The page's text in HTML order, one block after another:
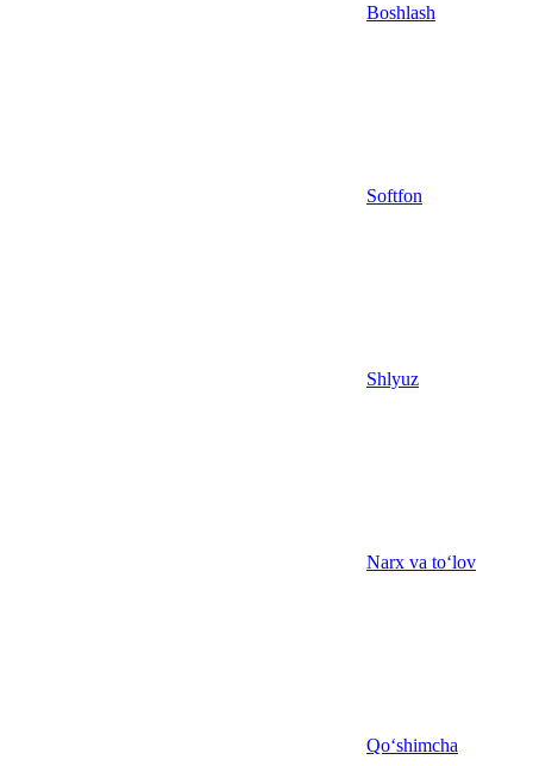
Boshlash
Softfon
Shlyuz
Narx va to‘lov
Qo‘shimcha